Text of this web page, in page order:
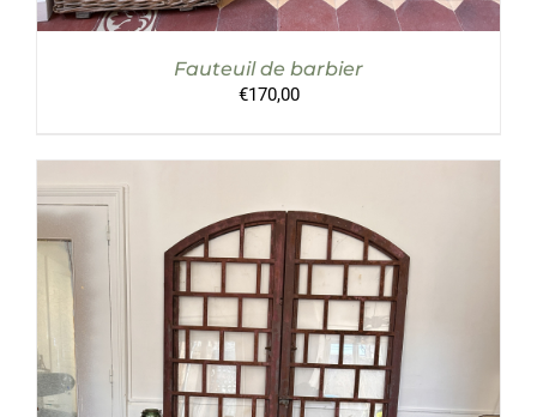
Fauteuil de barbier
€170,00